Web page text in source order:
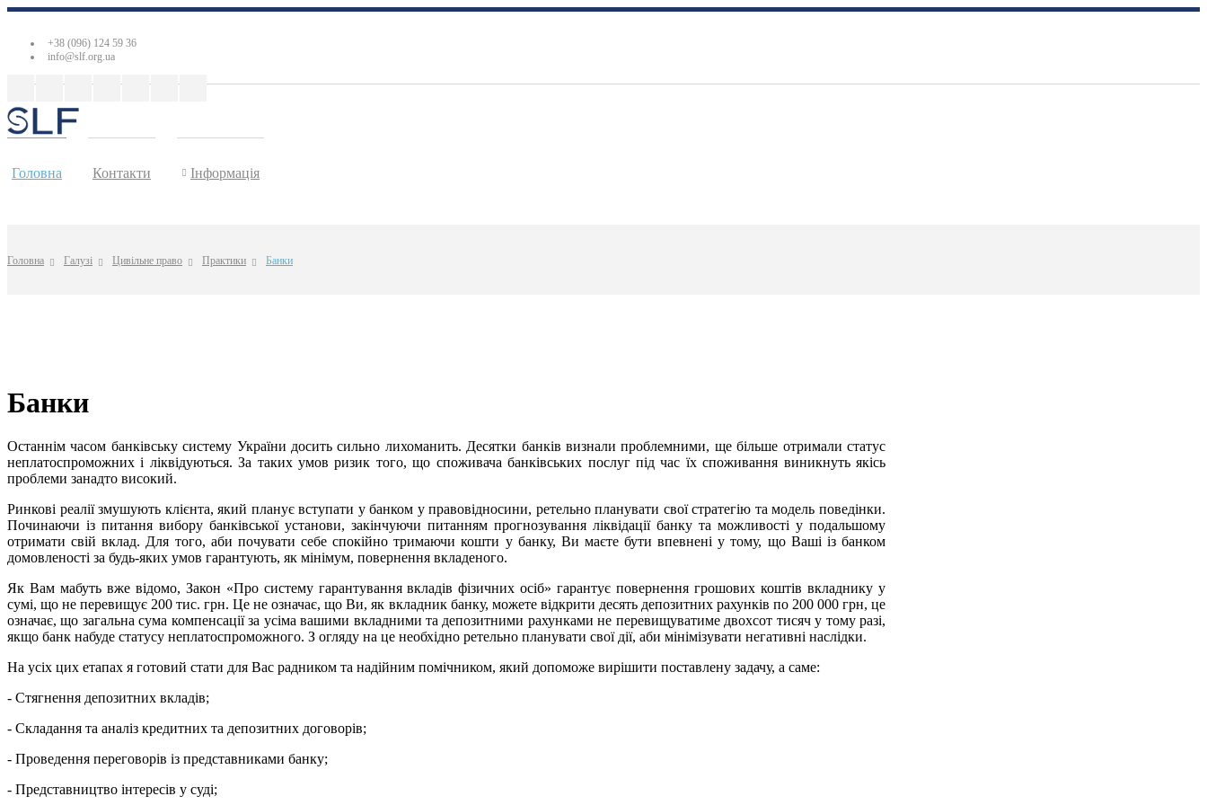
+38 (096) 124 59 36
info@slf.org.ua
Головна Контакти Інформація
Головна Галузі Цивільне право Практики Банки
Банки
Останнім часом банківську систему України досить сильно лихоманить. Десятки банків визнали проблемними, ще більше отримали статус
неплатоспроможних і ліквідуються. За таких умов ризик того, що споживача банківських послуг під час їх споживання виникнуть якісь
проблеми занадто високий.
Ринкові реалії змушують клієнта, який планує вступати у банком у правовідносини, ретельно планувати свої стратегію та модель поведінки.
Починаючи із питання вибору банківської установи, закінчуючи питанням прогнозування ліквідації банку та можливості у подальшому
отримати свій вклад. Для того, аби почувати себе спокійно тримаючи кошти у банку, Ви маєте бути впевнені у тому, що Ваші із банком
домовленості за будь-яких умов гарантують, як мінімум, повернення вкладеного.
Як Вам мабуть вже відомо, Закон «Про систему гарантування вкладів фізичних осіб» гарантує повернення грошових коштів вкладнику у
сумі, що не перевищує 200 тис. грн. Це не означає, що Ви, як вкладник банку, можете відкрити десять депозитних рахунків по 200 000 грн, це
означає, що загальна сума компенсації за усіма вашими вкладними та депозитними рахунками не перевищуватиме двохсот тисяч у тому разі,
якщо банк набуде статусу неплатоспроможного. З огляду на це необхідно ретельно планувати свої дії, аби мінімізувати негативні наслідки.
На усіх цих етапах я готовий стати для Вас радником та надійним помічником, який допоможе вирішити поставлену задачу, а саме:
- Стягнення депозитних вкладів;
- Складання та аналіз кредитних та депозитних договорів;
- Проведення переговорів із представниками банку;
- Представництво інтересів у суді;